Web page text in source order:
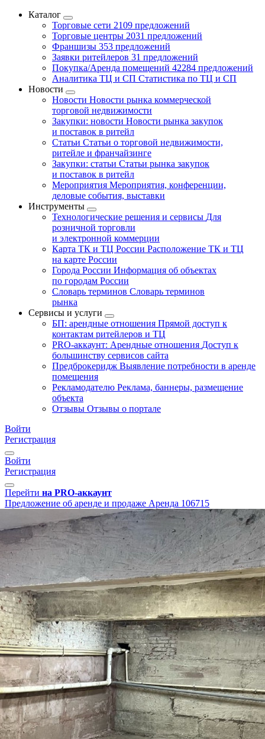
Каталог
Торговые сети 2109 предложений
Торговые центры 2031 предложений
Франшизы 353 предложений
Заявки ритейлеров 31 предложений
Покупка/Аренда помещений 42284 предложений
Аналитика ТЦ и СП Статистика по ТЦ и СП
Новости
Новости Новости рынка коммерческой
торговой недвижимости
Закупки: новости Новости рынка закупок
и поставок в ритейл
Статьи Статьи о торговой недвижимости,
ритейле и франчайзинге
Закупки: статьи Статьи рынка закупок
и поставок в ритейл
Мероприятия Мероприятия, конференции,
деловые события, выставки
Инструменты
Технологические решения и сервисы Для
розничной торговли
и электронной коммерции
Карта ТК и ТЦ России Расположение ТК и ТЦ
на карте России
Города России Информация об объектах
по городам России
Словарь терминов Словарь терминов
рынка
Сервисы и услуги
БП: арендные отношения Прямой доступ к
контактам ритейлеров и ТЦ
PRO-аккаунт: Арендные отношения Доступ к
большинству сервисов сайта
Предброкеридж Выявление потребности в аренде
помещения
Рекламодателю Реклама, баннеры, размещение
объекта
Отзывы Отзывы о портале
Войти
Регистрация
Войти
Регистрация
Перейти на PRO-аккаунт
Предложение об аренде и продаже Аренда 106715